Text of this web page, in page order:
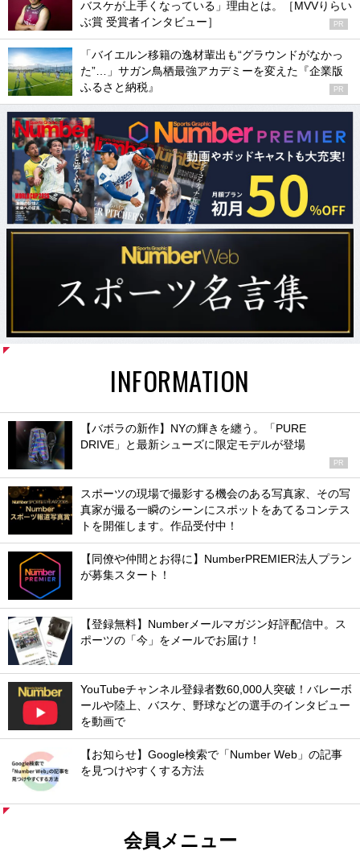
ールや陸上、バスケ、野球などの選手のインタビュー
を動画で
【お知らせ】Google検索で「Number Web」の記事
を見つけやすくする方法
会員メニュー
マイメニュー登録・ログイン
マイメニュー退会（有料会員退会）
対応機種
[有料会員限定] お問い合わせ・Ｑ＆Ａ
#プロレスリング・ノア #潮崎豪 #齋藤彰俊
#三沢光晴 #小橋建太
プロレスの前後の記事
表紙を飾る中邑真輔で思い出す、馬場さんの多才ぶりと交友録。
巨大な米組織を超え世界一を目指した。アントニオ猪木の夢、
IWGPの原点。
FOLLOW US
MAGAZINE
雑誌『Number』購読のご案
内
雑誌『Number』バックナン
Number SPORTS OF THE